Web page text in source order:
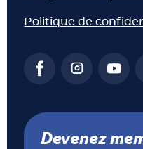
Politique de
Devenez